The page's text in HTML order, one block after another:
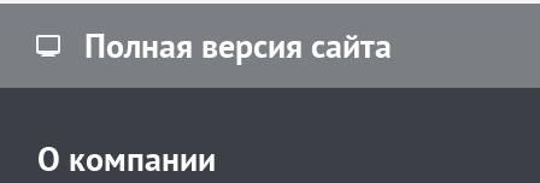
Полная версия сайта
О компании